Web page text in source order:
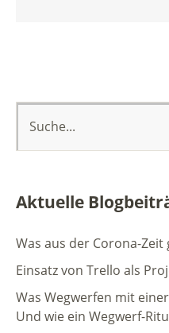
Aktuelle
Was aus der Corona-
Einsatz von Trello als
Was Wegwerfen mit
Und wie ein Wegwerf-